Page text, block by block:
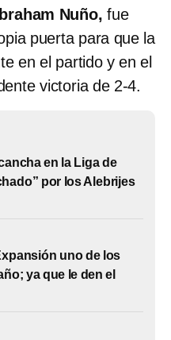
Nuño, fue
puerta para que la
en el partido y en el
victoria de 2-4.
en la Liga de
por los Alebrijes
uno de los
ya que le den el